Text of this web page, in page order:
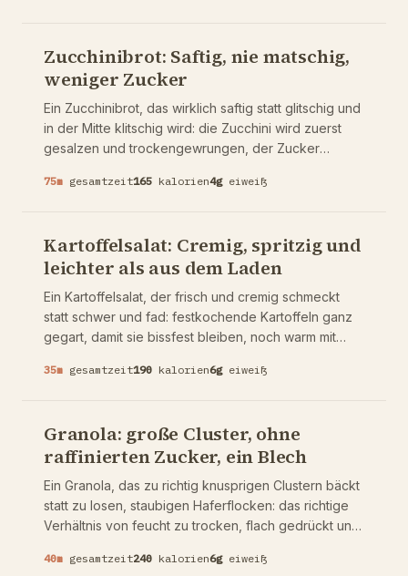
Zucchinibrot: Saftig, nie matschig,
weniger Zucker
Ein Zucchinibrot, das wirklich saftig statt glitschig und
in der Mitte klitschig wird: die Zucchini wird zuerst
gesalzen und trockengewrungen, der Zucker
tragen, und das Brot langsam gebacken, damit die
75m gesamtzeit165 kalorien4g eiweiß
Kartoffelsalat: Cremig, spritzig und
leichter als aus dem Laden
Ein Kartoffelsalat, der frisch und cremig schmeckt
statt schwer und fad: festkochende Kartoffeln ganz
gegart, damit sie bissfest bleiben, noch warm mit
zieht, dann in einem leichten Dressing aus
wird nach einer Stunde im Kühlschrank besser, und
dreht sich um zwei Schritte, die fast jeder
überspringt.
35m gesamtzeit190 kalorien6g eiweiß
Granola: große Cluster, ohne
raffinierten Zucker, ein Blech
Ein Granola, das zu richtig knusprigen Clustern bäckt
statt zu losen, staubigen Haferflocken: das richtige
Verhältnis von feucht zu trocken, flach gedrückt und
gebacken und dann vollständig auf dem Blech
40m gesamtzeit240 kalorien6g eiweiß